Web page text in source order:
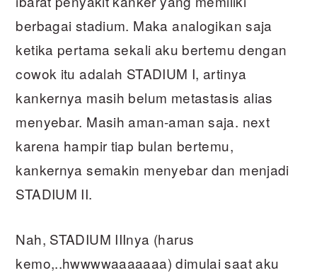
berbagai stadium. Maka analogikan saja
ketika pertama sekali aku bertemu dengan
cowok itu adalah STADIUM I, artinya
kankernya masih belum metastasis alias
menyebar. Masih aman-aman saja. next
karena hampir tiap bulan bertemu,
kankernya semakin menyebar dan menjadi
STADIUM II.
Nah, STADIUM IIInya (harus
kemo,..hwwwwaaaaaaa) dimulai saat aku